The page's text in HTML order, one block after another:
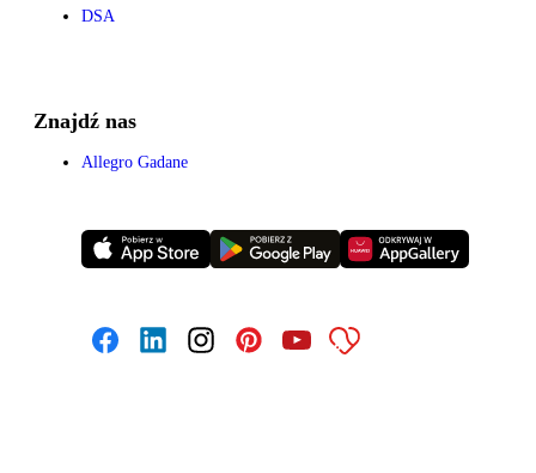
DSA
Znajdź nas
Allegro Gadane